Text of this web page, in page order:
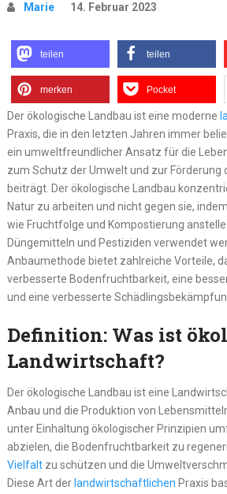
Marie 14. Februar 2023
teilen teilen
merken Pocket
Der ökologische Landbau ist eine moderne
Praxis, die in den letzten Jahren immer
ein umweltfreundlicher Ansatz für die
zum Schutz der Umwelt und zur Förderung
beiträgt. Der ökologische Landbau
Natur zu arbeiten und nicht gegen sie,
wie Fruchtfolge und Kompostierung
Düngemitteln und Pestiziden verwendet
Anbaumethode bietet zahlreiche Vorteile,
verbesserte Bodenfruchtbarkeit, eine
und eine verbesserte
Definition: Was ist
Landwirtschaft?
Der ökologische Landbau ist eine
Anbau und die Produktion von
unter Einhaltung ökologischer Prinzipien
abzielen, die Bodenfruchtbarkeit zu
Vielfaltzu schützen und die
Diese Art der landwirtschaftlichen Praxis